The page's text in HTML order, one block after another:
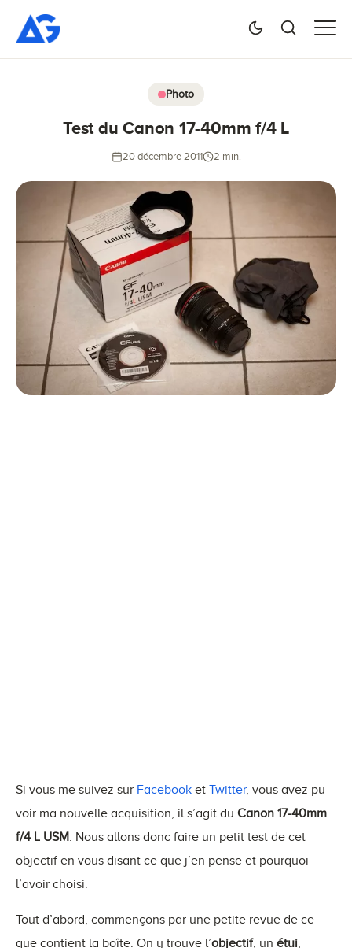
Photo
Test du Canon 17-40mm f/4 L
20 décembre 2011 2 min.
Si vous me suivez sur Facebook et Twitter, vous avez pu
voir ma nouvelle acquisition, il s’agit du Canon 17-40mm
f/4 L USM. Nous allons donc faire un petit test de cet
objectif en vous disant ce que j’en pense et pourquoi
l’avoir choisi.
Tout d’abord, commençons par une petite revue de ce
que contient la boîte. On y trouve l’objectif, un étui,